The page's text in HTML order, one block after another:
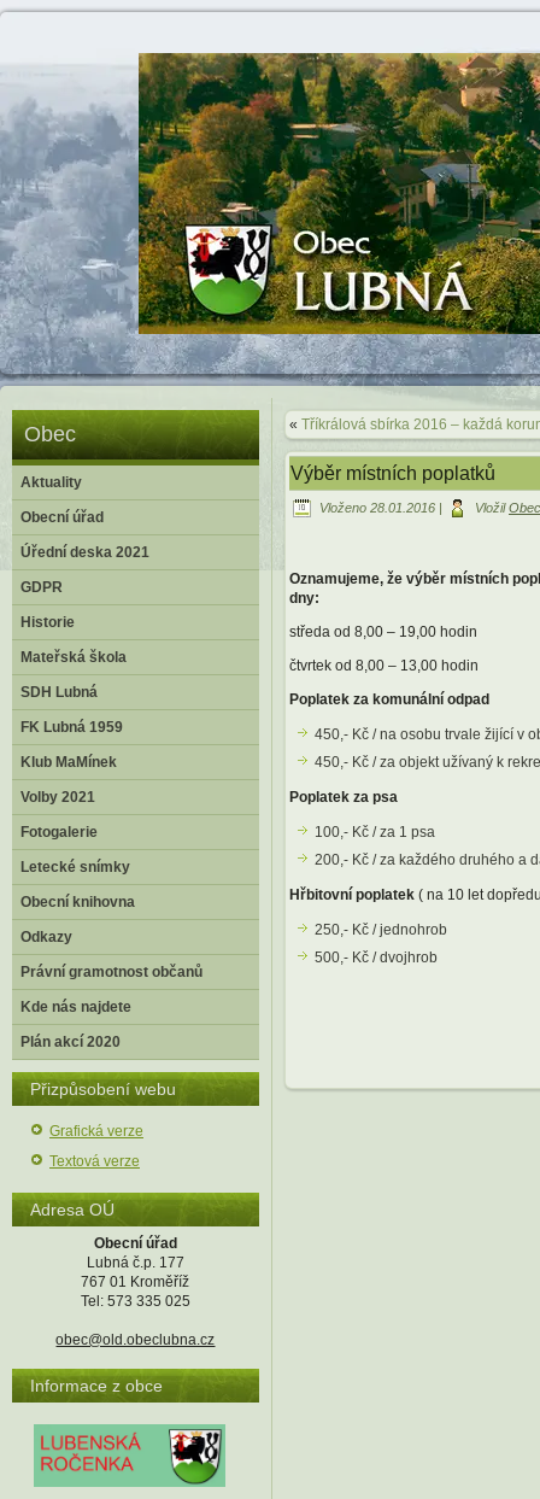
Obec
Aktuality
Obecní úřad
Úřední deska 2021
GDPR
Historie
Mateřská škola
SDH Lubná
FK Lubná 1959
Klub MaMínek
Volby 2021
Fotogalerie
Letecké snímky
Obecní knihovna
Odkazy
Právní gramotnost občanů
Kde nás najdete
Plán akcí 2020
Přizpůsobení webu
Grafická verze
Textová verze
Adresa OÚ
Obecní úřad
Lubná č.p. 177
767 01 Kroměříž
Tel: 573 335 025
obec@old.obeclubna.cz
Informace z obce
« Tříkrálová sbírka 2016 – každá
Výběr místních poplatků
Vloženo 28.01.2016 | Vložil
Oznamujeme, že výběr místních
dny:
středa od 8,00 – 19,00 hodin
čtvrtek od 8,00 – 13,00 hodin
Poplatek za komunální odpad
450,- Kč / na osobu trvale žijící v
450,- Kč / za objekt užívaný k
Poplatek za psa
100,- Kč / za 1 psa
200,- Kč / za každého druhého a
Hřbitovní poplatek ( na 10 let
250,- Kč / jednohrob
500,- Kč / dvojhrob